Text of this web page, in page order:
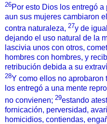
26Por esto Dios los entregó
aun sus mujeres cambiaron
contra naturaleza, 27y de
dejando el uso natural de la
lascivia unos con otros,
hombres con hombres, y
retribución debida a su
28Y como ellos no aprobaron
los entregó a una mente
no convienen; 29estando
fornicación, perversidad,
homicidios, contiendas,